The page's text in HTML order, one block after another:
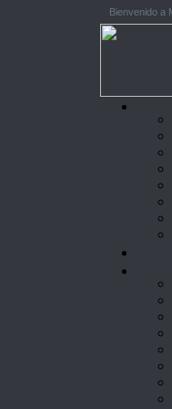
Bienvenido a